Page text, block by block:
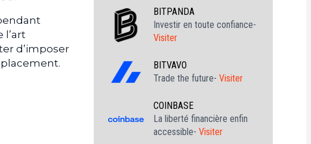
l’art
d’imposer
BITPANDA
Investir en toute confiance-
Visiter
BITVAVO
Trade the future- Visiter
COINBASE
La liberté financière enfin
accessible- Visiter